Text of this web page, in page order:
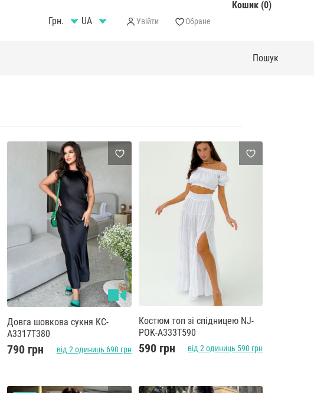
Грн. Увійти Обране
Кошик (0)
Довга шовкова сукня KC-
A3317T380
790 грн від 2 одиниць 690 грн
Костюм топ зі спідницею NJ-
POK-A333T590
590 грн від 2 одиниць 590 грн